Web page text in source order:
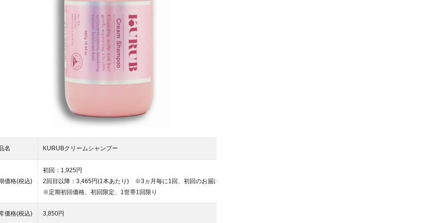
名 KURUBクリームシャンプー
価格(税込)
初回：1,925円
2回目以降：3,465円(1本あたり) ※3ヵ月毎に1回、初回のお届け日と同じ日頃にお届け。
※定期初回価格、初回限定、1世帯1回限り
価格(税込) 3,850円